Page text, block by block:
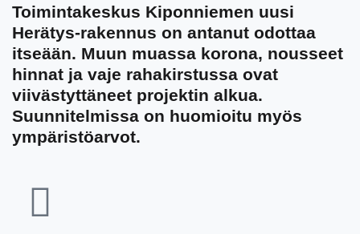
Toimintakeskus Kiponniemen uusi
Herätys-rakennus on antanut odottaa
itseään. Muun muassa korona, nousseet
hinnat ja vaje rahakirstussa ovat
viivästyttäneet projektin alkua.
Suunnitelmissa on huomioitu myös
ympäristöarvot.